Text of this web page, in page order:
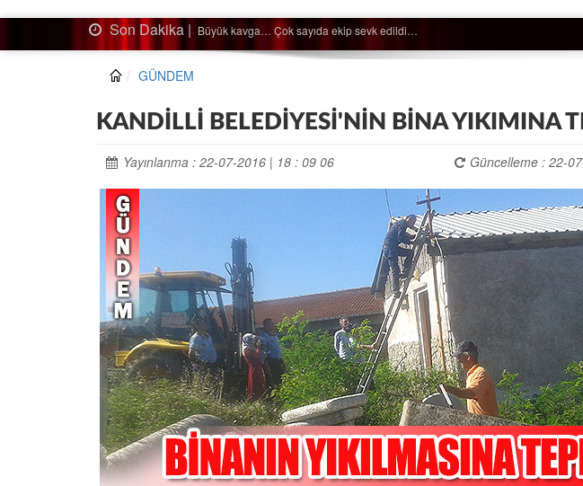
Son Dakika | Ağaçtan düştü…
GÜNDEM
KANDİLLİ BELEDİYESİ'NİN BİNA YIKIMINA
Yayınlanma : 22-07-2016 | 18 : 09 06 Güncelleme : 22-